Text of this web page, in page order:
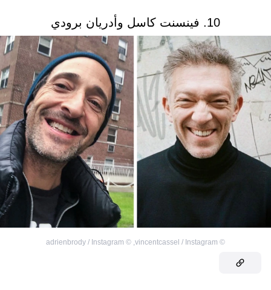
10. فينسنت كاسل وأدريان برودي
©
vincentcassel / Instagram
,
©
adrienbrody / Instagram